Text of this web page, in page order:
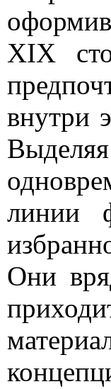
XIX
внутри
линии
Они